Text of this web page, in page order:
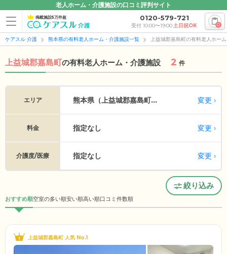
老人ホーム・介護施設の口コミ評判サイト
掲載施設5万件超 0120-579-721
受付 10:00〜19:00土日祝OK 0
ケアスル 介護 熊本県の有料老人ホーム・介護施設一覧 上益城郡嘉島町の有料老人ホー
上益城郡嘉島町の有料老人ホーム・介護施設 2 件
エリア 熊本県（上益城郡嘉島町... 変更
料金 指定なし 変更
介護度/医療 指定なし 変更
絞り込み
おすすめ順空室の多い順安い順高い順口コミ件数順
上益城郡嘉島町 人気 No.1